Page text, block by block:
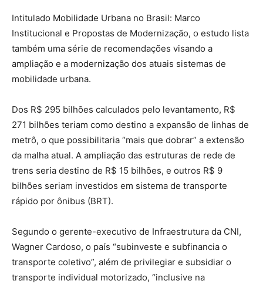
Intitulado Mobilidade Urbana no Brasil: Marco
Institucional e Propostas de Modernização, o estudo lista
também uma série de recomendações visando a
ampliação e a modernização dos atuais sistemas de
mobilidade urbana.
Dos R$ 295 bilhões calculados pelo levantamento, R$
271 bilhões teriam como destino a expansão de linhas de
metrô, o que possibilitaria “mais que dobrar” a extensão
da malha atual. A ampliação das estruturas de rede de
trens seria destino de R$ 15 bilhões, e outros R$ 9
bilhões seriam investidos em sistema de transporte
rápido por ônibus (BRT).
Segundo o gerente-executivo de Infraestrutura da CNI,
Wagner Cardoso, o país “subinveste e subfinancia o
transporte coletivo”, além de privilegiar e subsidiar o
transporte individual motorizado, “inclusive na